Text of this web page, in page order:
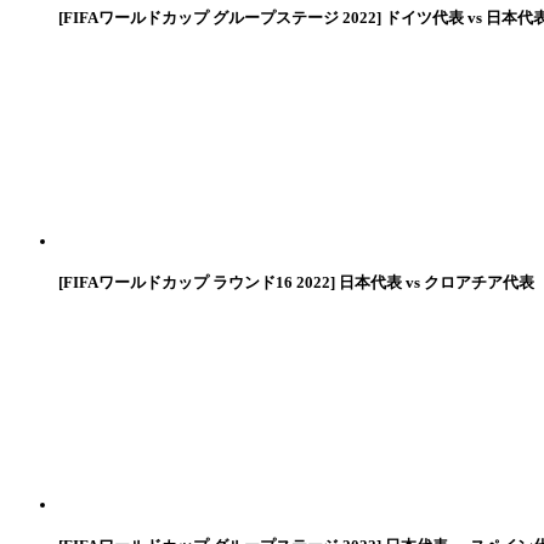
[FIFAワールドカップ グループステージ 2022] ドイツ代表 vs 日本代
[FIFAワールドカップ ラウンド16 2022] 日本代表 vs クロアチア代表